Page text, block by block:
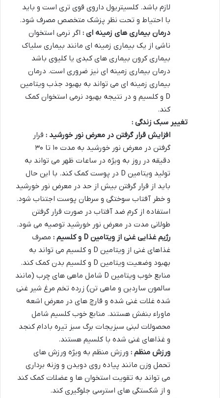
لازم باشد. کلسیتریول داروی قوی تری است و باید
با احتیاط و تحت نظر پزشک متخصص مصرف شود.
درمان بیماری های زمینه ای : اگر نرمی استخوان
ناشی از یک بیماری زمینه ای مانند بیماری سلیاک
بیماری کرون بیماری های کبدی یا کلیوی باشد
درمان بیماری زمینه ای نیز ضروری است. درمان
بیماری زمینه ای می تواند به بهبود جذب ویتامین
D و کلسیم و در نتیجه بهبود نرمی استخوان کمک
کند.
تغییر سبک زندگی :
افزایش قرار گرفتن در معرض نور خورشید : قرار
گرفتن در معرض نور خورشید به مدت ۱۰ تا ۳۰
دقیقه در روز به ویژه در ساعات ظهر می تواند به
تولید ویتامین D در پوست کمک کند. با این حال
باید از قرار گرفتن بیش از حد در معرض نور خورشید
و خطر آفتاب سوختگی و سرطان پوست اجتناب شود.
استفاده از کرم ضد آفتاب در صورت قرار گرفتن
طولانی مدت در معرض نور خورشید توصیه می شود.
رژیم غذایی غنی از ویتامین
و کلسیم : مصرف
غذاهای غنی از ویتامین D و کلسیم می تواند به
بهبود وضعیت ویتامین D و کلسیم بدن کمک کند.
منابع خوب ویتامین D شامل ماهی های چرب (مانند
سالمون ساردین و ماهی تن) زرده تخم مرغ شیر غنی
شده غلات غنی شده و قارچ های در معرض اشعه
ماوراء بنفش هستند. منابع خوب کلسیم شامل
محصولات لبنی سبزیجات برگ سبز تیره بادام کنجد
و غذاهای غنی شده با کلسیم هستند.
ورزش منظم : ورزش منظم به ویژه ورزش های
تحمل وزن مانند پیاده روی دویدن و وزنه برداری
می تواند به تقویت استخوان ها و عضلات کمک کند
و از شکستگی های استرسی جلوگیری کند.